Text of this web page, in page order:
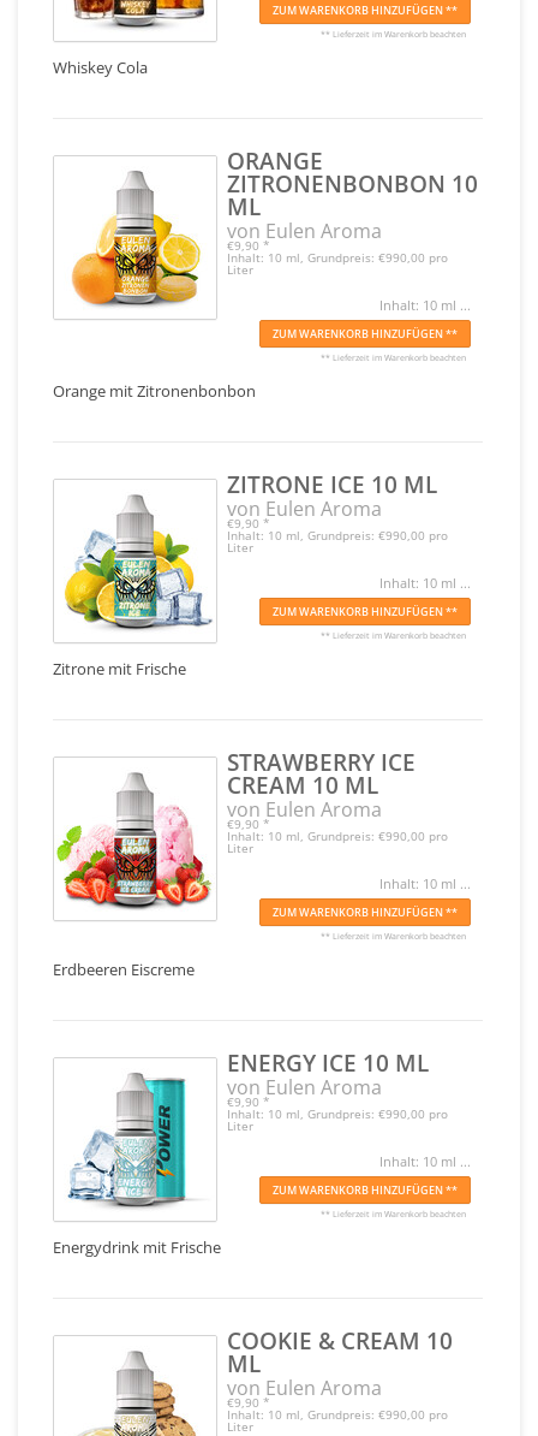
ZUM WARENKORB HINZUFÜGEN **
** Lieferzeit im Warenkorb beachten
Whiskey Cola
ORANGE
ZITRONENBONBON 10
ML
von Eulen Aroma
€9,90 *
Inhalt: 10 ml, Grundpreis: €990,00 pro
Liter
Inhalt: 10 ml ...
ZUM WARENKORB HINZUFÜGEN **
** Lieferzeit im Warenkorb beachten
Orange mit Zitronenbonbon
ZITRONE ICE 10 ML
von Eulen Aroma
€9,90 *
Inhalt: 10 ml, Grundpreis: €990,00 pro
Liter
Inhalt: 10 ml ...
ZUM WARENKORB HINZUFÜGEN **
** Lieferzeit im Warenkorb beachten
Zitrone mit Frische
STRAWBERRY ICE
CREAM 10 ML
von Eulen Aroma
€9,90 *
Inhalt: 10 ml, Grundpreis: €990,00 pro
Liter
Inhalt: 10 ml ...
ZUM WARENKORB HINZUFÜGEN **
** Lieferzeit im Warenkorb beachten
Erdbeeren Eiscreme
ENERGY ICE 10 ML
von Eulen Aroma
€9,90 *
Inhalt: 10 ml, Grundpreis: €990,00 pro
Liter
Inhalt: 10 ml ...
ZUM WARENKORB HINZUFÜGEN **
** Lieferzeit im Warenkorb beachten
Energydrink mit Frische
COOKIE & CREAM 10
ML
von Eulen Aroma
€9,90 *
Inhalt: 10 ml, Grundpreis: €990,00 pro
Liter